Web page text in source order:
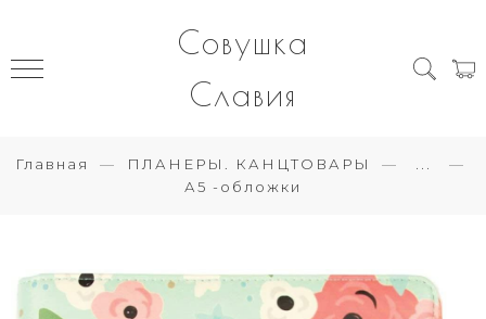
Совушка
Славия
Главная ПЛАНЕРЫ. КАНЦТОВАРЫ
А5 -обложки